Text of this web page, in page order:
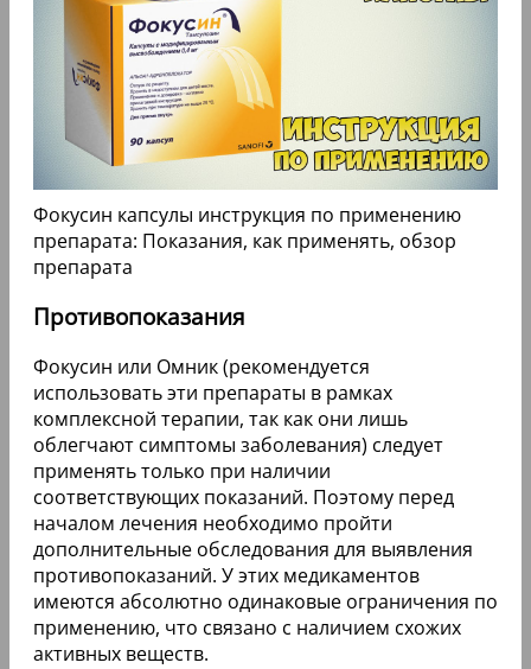
Фокусин капсулы инструкция по применению
препарата: Показания, как применять, обзор
препарата
Противопоказания
Фокусин или Омник (рекомендуется
использовать эти препараты в рамках
комплексной терапии, так как они лишь
облегчают симптомы заболевания) следует
применять только при наличии
соответствующих показаний. Поэтому перед
началом лечения необходимо пройти
дополнительные обследования для выявления
противопоказаний. У этих медикаментов
имеются абсолютно одинаковые ограничения по
применению, что связано с наличием схожих
активных веществ.